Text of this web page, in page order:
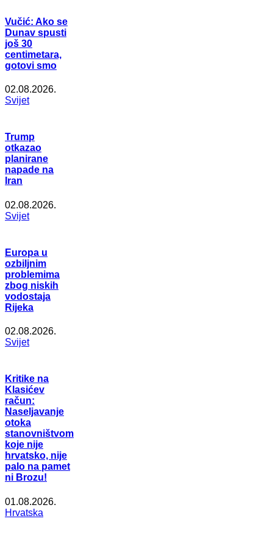
Vučić: Ako se
Dunav spusti
još 30
centimetara,
gotovi smo
02.08.2026.
Svijet
Trump
otkazao
planirane
napade na
Iran
02.08.2026.
Svijet
Europa u
ozbiljnim
problemima
zbog niskih
vodostaja
Rijeka
02.08.2026.
Svijet
Kritike na
Klasićev
račun:
Naseljavanje
otoka
stanovništvom
koje nije
hrvatsko, nije
palo na pamet
ni Brozu!
01.08.2026.
Hrvatska